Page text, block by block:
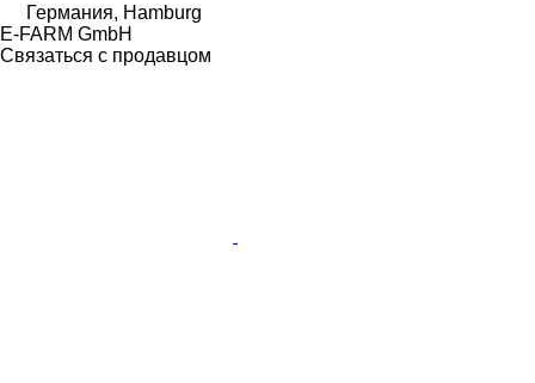
Германия, Hamburg
E-FARM GmbH
Связаться с продавцом